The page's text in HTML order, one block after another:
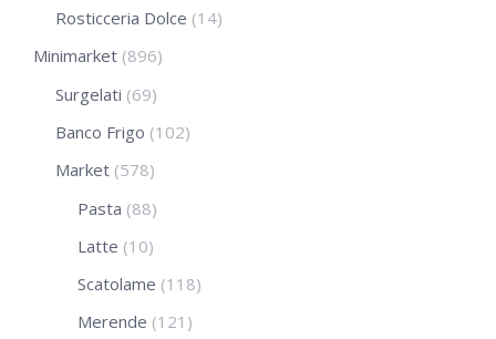
Rosticceria Dolce (14)
Minimarket (896)
Surgelati (69)
Banco Frigo (102)
Market (578)
Pasta (88)
Latte (10)
Scatolame (118)
Merende (121)